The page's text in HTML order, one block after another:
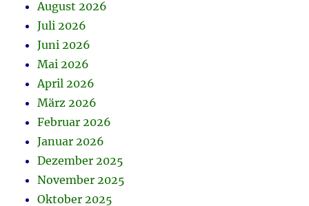
August 2026
Juli 2026
Juni 2026
Mai 2026
April 2026
März 2026
Februar 2026
Januar 2026
Dezember 2025
November 2025
Oktober 2025